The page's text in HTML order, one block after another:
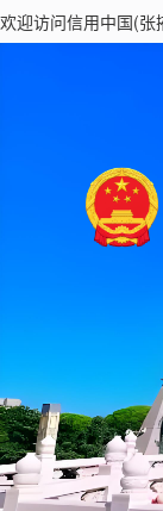
欢迎访问信用中国(张